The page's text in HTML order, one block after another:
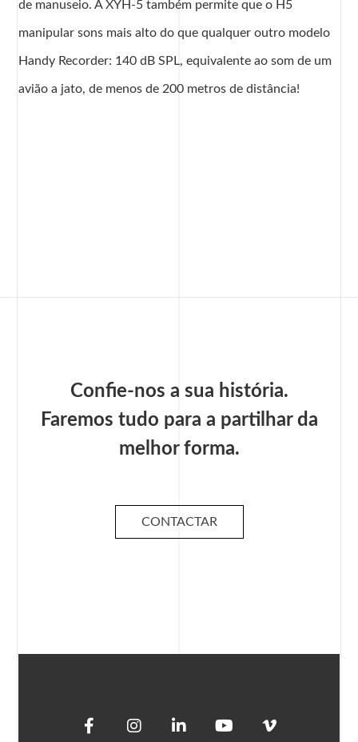
de manuseio. A XYH-5 também permite que o H5
manipular sons mais alto do que qualquer outro modelo
Handy Recorder: 140 dB SPL, equivalente ao som de um
avião a jato, de menos de 200 metros de distância!
Confie-nos a sua história.
Faremos tudo para a partilhar da
melhor forma.
CONTACTAR